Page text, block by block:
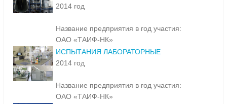
2014 год
Название предприятия в год участия:
ОАО «ТАИФ-НК»
ИСПЫТАНИЯ ЛАБОРАТОРНЫЕ
2014 год
Название предприятия в год участия:
ОАО «ТАИФ-НК»